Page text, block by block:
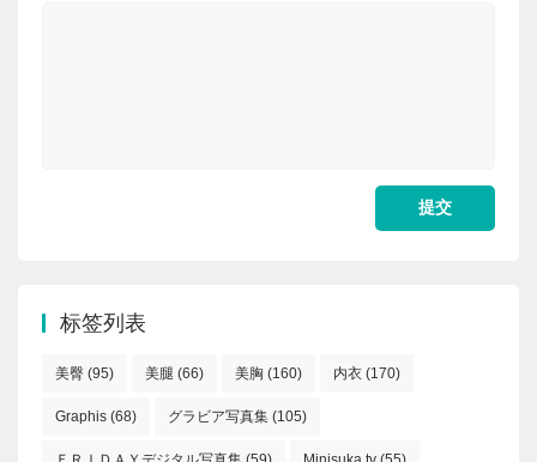
标签列表
美臀 (95) 美腿 (66) 美胸 (160) 内衣 (170)
Graphis (68) グラビア写真集 (105)